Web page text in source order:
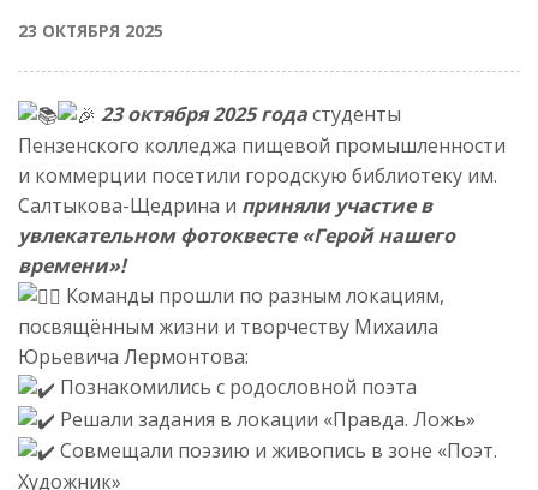
23 ОКТЯБРЯ 2025
23 октября 2025 годастуденты
Пензенского колледжа пищевой промышленности
и коммерции посетили городскую библиотеку им.
Салтыкова-Щедрина и приняли участие в
увлекательном фотоквесте «Герой нашего
времени»!
Команды прошли по разным локациям,
посвящённым жизни и творчеству Михаила
Юрьевича Лермонтова:
Познакомились с родословной поэта
Решали задания в локации «Правда. Ложь»
Совмещали поэзию и живопись в зоне «Поэт.
Художник»